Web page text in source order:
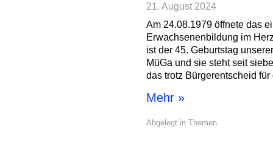
21. August 2024
Am 24.08.1979 öffnete das
Erwachsenenbildung im
ist der 45. Geburtstag
MüGa und sie steht seit
das trotz Bürgerentscheid
Mehr »
Abgelegt in Themen